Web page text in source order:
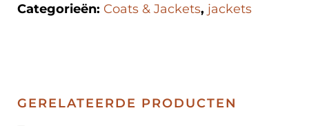
Categorieën: Coats & Jackets, jackets
GERELATEERDE PRODUCTEN